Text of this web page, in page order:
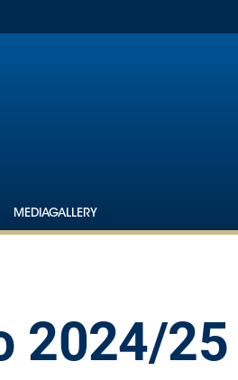
MEDIAGALLERY
2024/25